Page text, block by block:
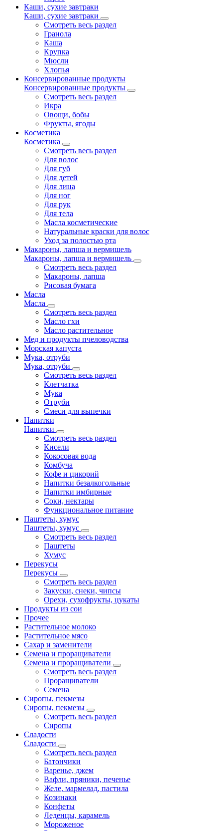
Каши, сухие завтраки
Каши, сухие завтраки
Смотреть весь раздел
Гранола
Каша
Крупка
Мюсли
Хлопья
Консервированные продукты
Консервированные продукты
Смотреть весь раздел
Икра
Овощи, бобы
Фрукты, ягоды
Косметика
Косметика
Смотреть весь раздел
Для волос
Для губ
Для детей
Для лица
Для ног
Для рук
Для тела
Масла косметические
Натуральные краски для волос
Уход за полостью рта
Макароны, лапша и вермишель
Макароны, лапша и вермишель
Смотреть весь раздел
Макароны, лапша
Рисовая бумага
Масла
Масла
Смотреть весь раздел
Масло гхи
Масло растительное
Мед и продукты пчеловодства
Морская капуста
Мука, отруби
Мука, отруби
Смотреть весь раздел
Клетчатка
Мука
Отруби
Смеси для выпечки
Напитки
Напитки
Смотреть весь раздел
Кисели
Кокосовая вода
Комбуча
Кофе и цикорий
Напитки безалкогольные
Напитки имбирные
Соки, нектары
Функциональное питание
Паштеты, хумус
Паштеты, хумус
Смотреть весь раздел
Паштеты
Хумус
Перекусы
Перекусы
Смотреть весь раздел
Закуски, снеки, чипсы
Орехи, сухофрукты, цукаты
Продукты из сои
Прочее
Растительное молоко
Растительное мясо
Сахар и заменители
Семена и проращиватели
Семена и проращиватели
Смотреть весь раздел
Проращиватели
Семена
Сиропы, пекмезы
Сиропы, пекмезы
Смотреть весь раздел
Сиропы
Сладости
Сладости
Смотреть весь раздел
Батончики
Варенье, джем
Вафли, пряники, печенье
Желе, мармелад, пастила
Козинаки
Конфеты
Леденцы, карамель
Мороженое